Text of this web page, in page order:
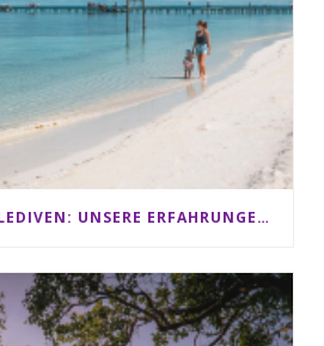
CLUB MED KANI MALEDIVEN: UNSERE ERFAHRUNGEN IM ALL-INCLUSIVE PARADIES